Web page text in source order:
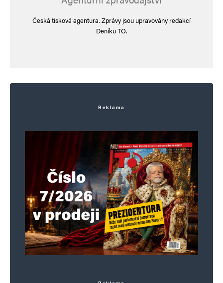
Napsat komentář
Vaše e-mailová adresa nebude zveřejněna.Vyžadované informace jsou
Webová stránka
Česká tisková agentura. Zprávy jsou upravovány redakcí
Deníku TO.
Reklama